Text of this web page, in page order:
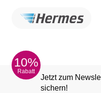
10%
Rabatt
Jetzt zum
sichern!